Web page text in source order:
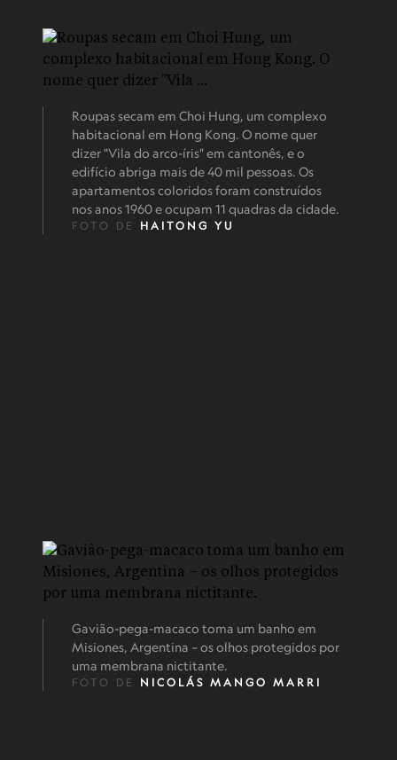
Roupas secam em Choi Hung, um complexo
habitacional em Hong Kong. O nome quer
dizer "Vila do arco-íris" em cantonês, e o
edifício abriga mais de 40 mil pessoas. Os
apartamentos coloridos foram construídos
nos anos 1960 e ocupam 11 quadras da cidade.
FOTO DE HAITONG YU
Gavião-pega-macaco toma um banho em
Misiones, Argentina – os olhos protegidos por
uma membrana nictitante.
FOTO DE NICOLÁS MANGO MARRI